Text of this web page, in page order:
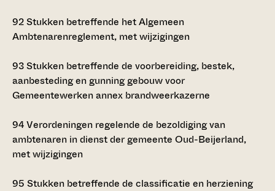
92Stukken betreffende het Algemeen
Ambtenarenreglement, met wijzigingen
93Stukken betreffende de voorbereiding, bestek,
aanbesteding en gunning gebouw voor
Gemeentewerken annex brandweerkazerne
94Verordeningen regelende de bezoldiging van
ambtenaren in dienst der gemeente Oud-Beijerland,
met wijzigingen
95 Stukken betreffende de classificatie en herziening